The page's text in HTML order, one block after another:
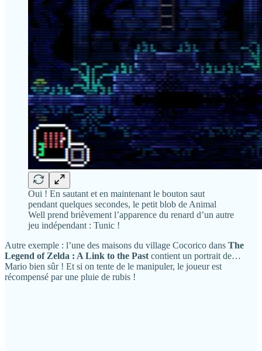
Oui ! En sautant et en maintenant le bouton saut
pendant quelques secondes, le petit blob de Animal
Well prend brièvement l’apparence du renard d’un autre
jeu indépendant : Tunic !
Autre exemple : l’une des maisons du village Cocorico dans The
Legend of Zelda : A Link to the Past contient un portrait de…
Mario bien sûr ! Et si on tente de le manipuler, le joueur est
récompensé par une pluie de rubis !